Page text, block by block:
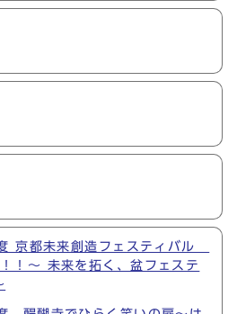
京都未来創造フェスティバル
！～ 未来を拓く、盆フェステ